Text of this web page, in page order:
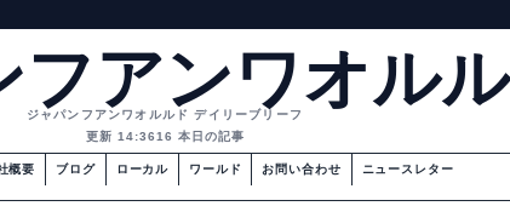
フアンワオル
ジャパンフアンワオルルド デイリーブリーフ
更新 14:3616 本日の記事
概要 ブログ ローカル ワールド お問い合わせ ニュースレター